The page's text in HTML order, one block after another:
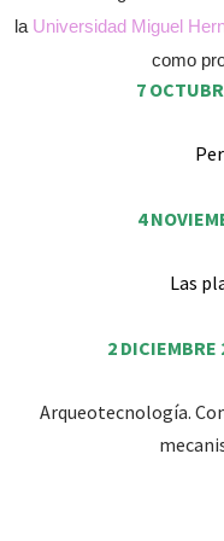
la Universidad Miguel
como
7
4
Las
2 DICIEMBRE
Arqueotecnología.